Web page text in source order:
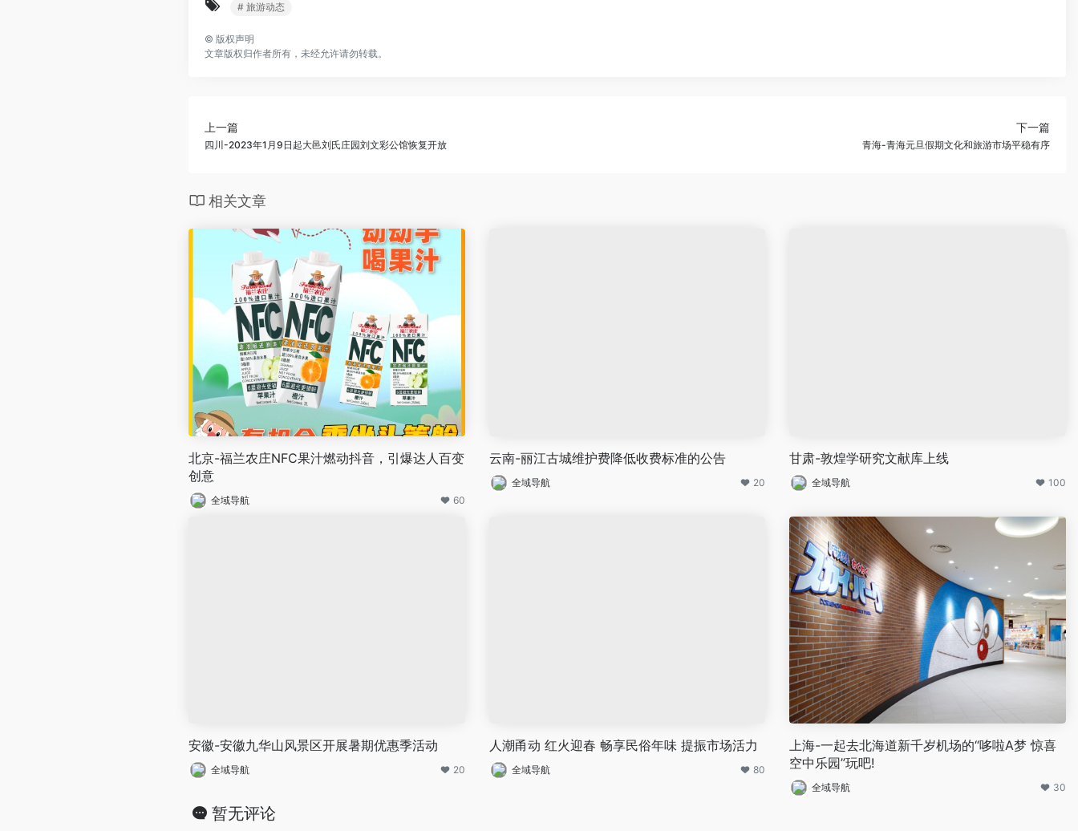
# 旅游动态
© 版权声明
文章版权归作者所有，未经允许请勿转载。
上一篇
四川-2023年1月9日起大邑刘氏庄园刘文彩公馆恢复开放
下一篇
青海-青海元旦假期文化和旅游市场平稳有序
相关文章
北京-福兰农庄NFC果汁燃动抖音，引爆达人百变
创意
全域导航 60
云南-丽江古城维护费降低收费标准的公告
全域导航 20
甘肃-敦煌学研究文献库上线
全域导航 100
安徽-安徽九华山风景区开展暑期优惠季活动
全域导航 20
人潮甬动 红火迎春 畅享民俗年味 提振市场活力
全域导航 80
上海-一起去北海道新千岁机场的“哆啦A梦 惊喜
空中乐园”玩吧!
全域导航 30
暂无评论